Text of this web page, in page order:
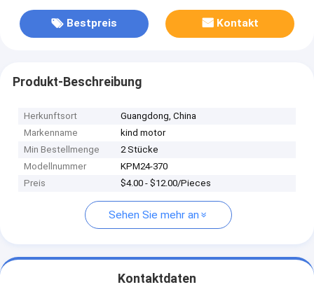
Bestpreis Kontakt
Produkt-Beschreibung
Herkunftsort
Guangdong, China
Markenname
kind motor
Min Bestellmenge
2 Stücke
Modellnummer
KPM24-370
Preis
$4.00 - $12.00/Pieces
Sehen Sie mehr an
Kontaktdaten